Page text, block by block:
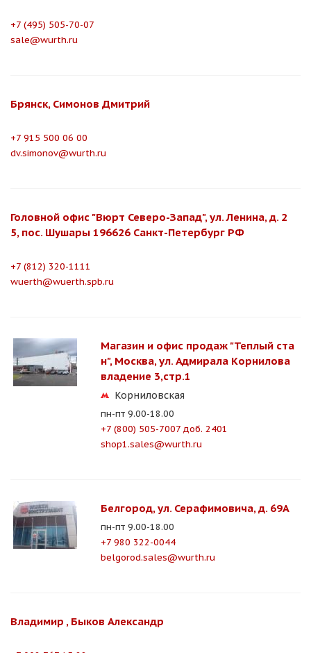
+7 (495) 505-70-07
sale@wurth.ru
Брянск, Симонов Дмитрий
+7 915 500 06 00
dv.simonov@wurth.ru
Головной офис "Вюрт Северо-Запад", ул. Ленина, д. 2
5, пос. Шушары 196626 Санкт-Петербург РФ
+7 (812) 320-1111
wuerth@wuerth.spb.ru
Магазин и офис продаж "Теплый ста
н", Москва, ул. Адмирала Корнилова
владение 3,стр.1
Корниловская
пн-пт 9.00-18.00
+7 (800) 505-7007 доб. 2401
shop1.sales@wurth.ru
Белгород, ул. Серафимовича, д. 69А
пн-пт 9.00-18.00
+7 980 322-0044
belgorod.sales@wurth.ru
Владимир , Быков Александр